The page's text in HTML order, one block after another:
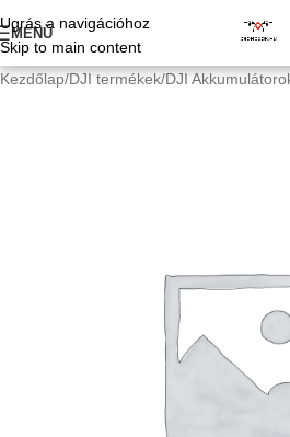
Ugrás a navigációhoz
Skip to main content
MENÜ
Kezdőlap/DJI termékek/DJI